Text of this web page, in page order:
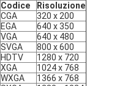
Codice
Risoluzione
CGA
320 x 200
EGA
640 x 350
VGA
640 x 480
SVGA
800 x 600
HDTV
1280 x 720
XGA
1024 x 768
WXGA
1366 x 768